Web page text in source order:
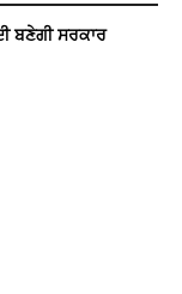
ਬਣੇਗੀ ਸਰਕਾਰ